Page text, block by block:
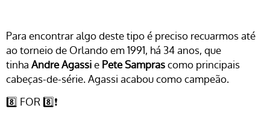
Para encontrar algo deste tipo é preciso recuarmos até
ao torneio de Orlando em 1991, há 34 anos, que
tinha Andre Agassie Pete Samprascomo principais
cabeças-de-série. Agassi acabou como campeão.
8️⃣ FOR 8️⃣❗